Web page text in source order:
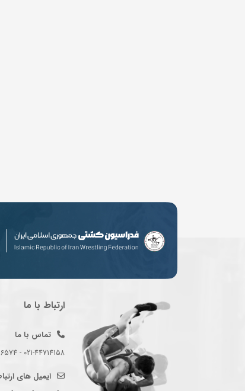
ارتباط با ما
تماس با ما
021-44714158 - 021-44716574 - 021-44714489
ایمیل های